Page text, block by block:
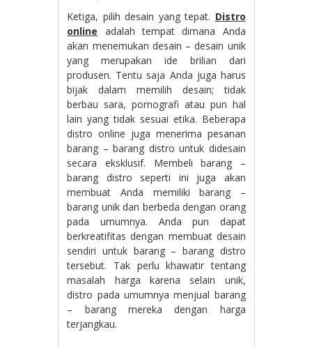
Ketiga, pilih desain yang tepat. Distro
online adalah tempat dimana Anda
akan menemukan desain – desain unik
yang merupakan ide brilian dari
produsen. Tentu saja Anda juga harus
bijak dalam memilih desain; tidak
berbau sara, pornografi atau pun hal
lain yang tidak sesuai etika. Beberapa
distro online juga menerima pesanan
barang – barang distro untuk didesain
secara eksklusif. Membeli barang –
barang distro seperti ini juga akan
membuat Anda memiliki barang –
barang unik dan berbeda dengan orang
pada umumnya. Anda pun dapat
berkreatifitas dengan membuat desain
sendiri untuk barang – barang distro
tersebut. Tak perlu khawatir tentang
masalah harga karena selain unik,
distro pada umumnya menjual barang
– barang mereka dengan harga
terjangkau.